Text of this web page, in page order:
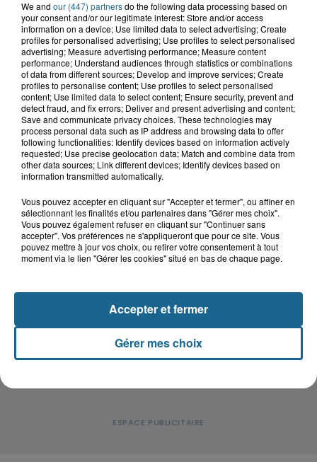
Saint-Omer : un enfant gravement brûlé
après l'explosion d'un jouet...
Hazebrouck : victime d'un accident,
Lucas s'en est allé brutalement...
Valérie, 46 ans, portée disparue
depuis mardi à Dunkerque, sa...
Violent accident à Cléty : quatre
We and our (447) partnersdo the following data processing based on
your consent and/or our legitimate interest: Store and/or access
information on a device; Use limited data to select advertising; Create
profiles for personalised advertising; Use profiles to select personalised
advertising; Measure advertising performance; Measure content
performance; Understand audiences through statistics or combinations
of data from different sources; Develop and improve services; Create
profiles to personalise content; Use profiles to select personalised
content; Use limited data to select content; Ensure security, prevent and
detect fraud, and fix errors; Deliver and present advertising and content;
Save and communicate privacy choices. These technologies may
process personal data such as IP address and browsing data to offer
following functionalities: Identify devices based on information actively
requested; Use precise geolocation data; Match and combine data from
other data sources; Link different devices; Identify devices based on
information transmitted automatically.
Vous pouvez accepter en cliquant sur "Accepter et fermer", ou affiner en
sélectionnant les finalités et/ou partenaires dans "Gérer mes choix".
Vous pouvez également refuser en cliquant sur "Continuer sans
accepter". Vos préférences ne s'appliqueront que pour ce site. Vous
pouvez mettre à jour vos choix, ou retirer votre consentement à tout
moment via le lien "Gérer les cookies" situé en bas de chaque page.
Gérer mes choix
Accepter et fermer